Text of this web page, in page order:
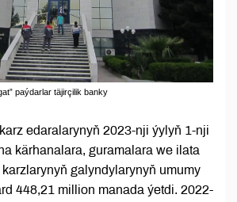
paýdarlar täjirçilik banky
edaralarynyň 2023-nji ýylyň 1-nji
kärhanalara, guramalara we ilata
galyndylarynyň umumy
448,21 million manada ýetdi. 2022-